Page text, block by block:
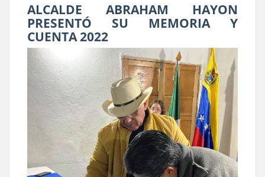
ALCALDE ABRAHAM HAYON
PRESENTÓ SU MEMORIA Y
CUENTA 2022